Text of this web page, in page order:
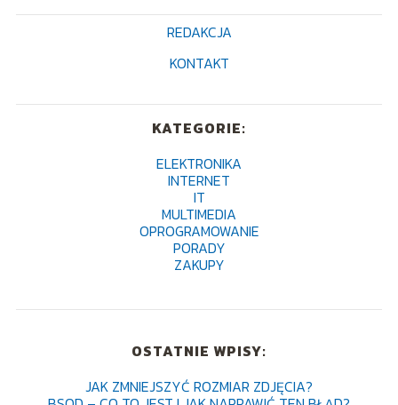
REDAKCJA
KONTAKT
KATEGORIE:
ELEKTRONIKA
INTERNET
IT
MULTIMEDIA
OPROGRAMOWANIE
PORADY
ZAKUPY
OSTATNIE WPISY:
JAK ZMNIEJSZYĆ ROZMIAR ZDJĘCIA?